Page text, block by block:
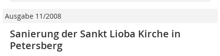
Ausgabe 11/2008
Sanierung der Sankt Lioba Kirche in
Petersberg